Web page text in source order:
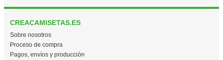
CREACAMISETAS.ES
Sobre nosotros
Proceso de compra
Pagos, envíos y producción